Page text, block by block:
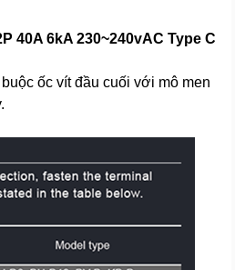
40A 6kA 230~240vAC Type C
ốc vít đầu cuối với mô men